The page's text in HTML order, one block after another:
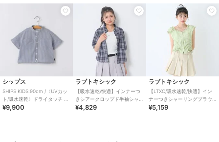
シップス
SHIPS KIDS:90cm /〈UVカッ
ト/吸水速乾〉ドライタッチ バ
ンドカラー シャツ
¥9,900
ラブトキシック
【吸水速乾/快適】インナーつ
きシアークロップド半袖シャ
ツ
¥4,829
ラブトキシック
【LTXC/吸水速乾/快適】イン
ナーつきシャーリングブラウ
ス
¥5,159